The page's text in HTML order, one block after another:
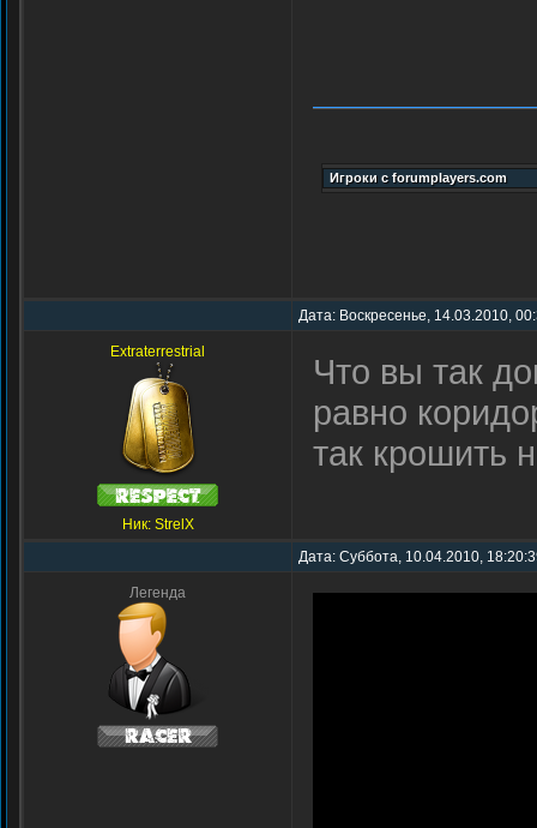
Дата: Воскресенье, 14.03.2010,
Extraterrestrial
Ник: StrelX
Что вы так
равно
так крошить
Дата: Суббота, 10.04.2010,
Легенда